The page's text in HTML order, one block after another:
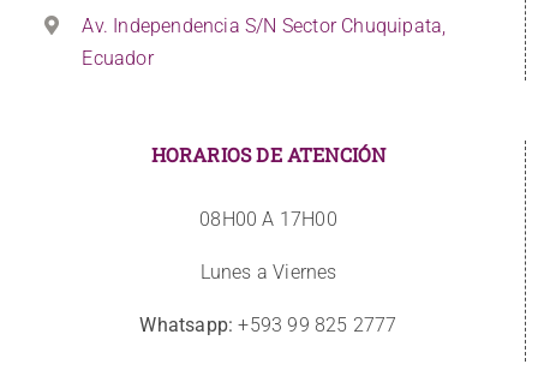
Av. Independencia S/N Sector Chuquipata,
Ecuador
HORARIOS DE ATENCIÓN
08H00 A 17H00
Lunes a Viernes
Whatsapp: +593 99 825 2777